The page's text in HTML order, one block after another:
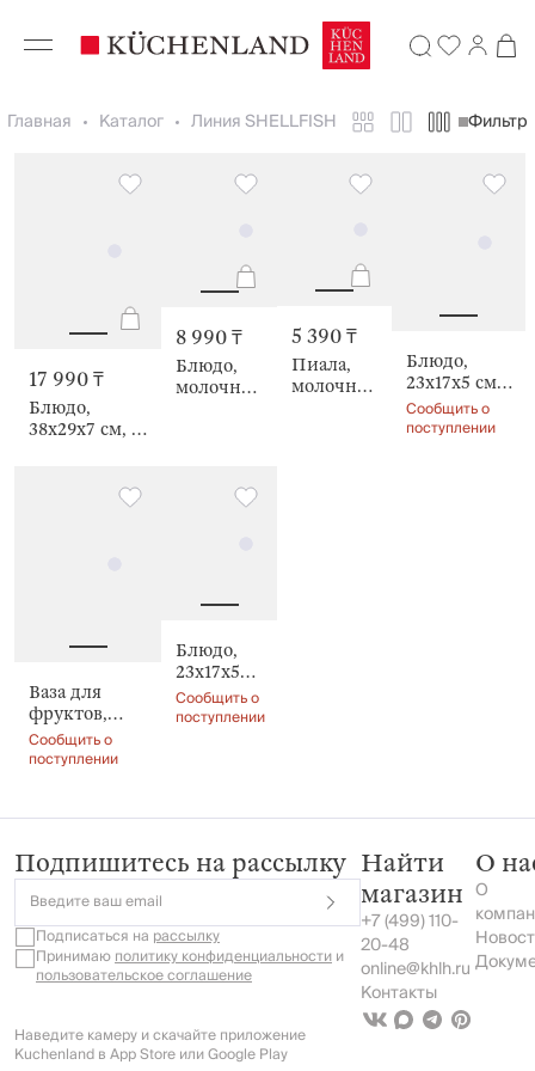
Главная Каталог Линия SHELLFISH Фильтр
17 990 ₸
Блюдо,
38х29x7 см, с
8 990 ₸
Блюдо,
молочное,
5 390 ₸
Пиала,
молочная,
Блюдо,
23х17x5 см,
с
градиентом,
Сообщить о
поступлении
Ваза для
фруктов,
46х35x10 см,
Устрица,
Сообщить о
поступлении
Блюдо,
23х17x5
см,
Устрица,
Сообщить о
поступлении
Подпишитесь на рассылку
Введите ваш email
Подписаться на рассылку
Принимаюполитику конфиденциальностии
пользовательское соглашение
Наведите камеру и скачайте приложение
Kuchenland в App Store или Google Play
Найти
магазин
+7 (499) 110-
20-48
online@khlh.ru
Контакты
О
О